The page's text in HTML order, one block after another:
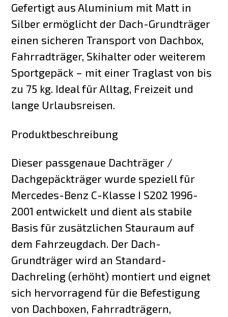
Gefertigt aus Aluminium mit Matt in
Silber ermöglicht der Dach-Grundträger
einen sicheren Transport von Dachbox,
Fahrradträger, Skihalter oder weiterem
Sportgepäck – mit einer Traglast von bis
zu 75 kg. Ideal für Alltag, Freizeit und
lange Urlaubsreisen.
Produktbeschreibung
Dieser passgenaue Dachträger /
Dachgepäckträger wurde speziell für
Mercedes-Benz C-Klasse I S202 1996-
2001 entwickelt und dient als stabile
Basis für zusätzlichen Stauraum auf
dem Fahrzeugdach. Der Dach-
Grundträger wird an Standard-
Dachreling (erhöht) montiert und eignet
sich hervorragend für die Befestigung
von Dachboxen, Fahrradträgern,